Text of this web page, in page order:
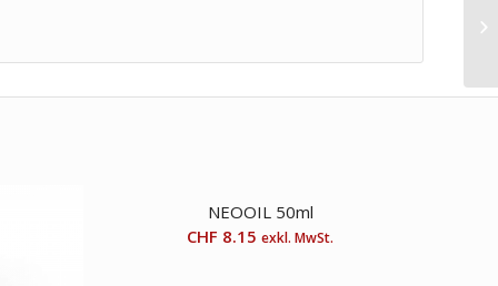
NEOOIL 50ml
CHF 8.15 exkl. MwSt.